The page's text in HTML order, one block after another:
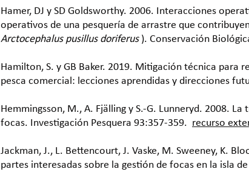
Hamer, DJ y SD Goldsworthy. 2006. Interacciones
operativos de una pesquería de arrastre que
Arctocephalus pusillus doriferus). Conservación
Hamilton, S. y GB Baker. 2019. Mitigación técnica
pesca comercial: lecciones aprendidas y direcciones
Hemmingsson, M., A. Fjälling y S.-G. Lunneryd. 2008.
focas. Investigación Pesquera 93:357-359. recurso
Jackman, J., L. Bettencourt, J. Vaske, M. Sweeney, K.
partes interesadas sobre la gestión de focas en la isla